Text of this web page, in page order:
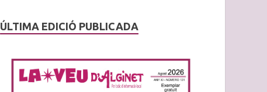
ÚLTIMA EDICIÓ PUBLICADA